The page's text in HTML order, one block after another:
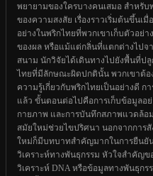
พยายามของใครบางคนเสมอ สำหรั
ของความสงสัย เรื่องราวเริ่มต้นขึ้นเ
อย่างในพริกไทยที่พวกเขาเก็บตัวอย่
ของผล หรือแม้แต่กลิ่นที่แตกต่างไปจ
สนาม นักวิจัยได้เดินทางไปยังพื้นที่ป
ไทยที่มีลักษณะผิดปกตินั้น พวกเขาต้อ
ความรู้เกี่ยวกับพริกไทยเป็นอย่างดี ก
แล้ว ขั้นตอนต่อไปคือการเก็บข้อมูลอ
กายภาพ และการบันทึกสภาพแวดล้อ
สมัยใหม่ช่วยไขปริศนา นอกจากการ
ใหม่ก็มีบทบาทสำคัญมากในการยืนยั
วิเคราะห์ทางพันธุกรรม หัวใจสำคัญ
วิเคราะห์ DNA หรือข้อมูลทางพันธุก